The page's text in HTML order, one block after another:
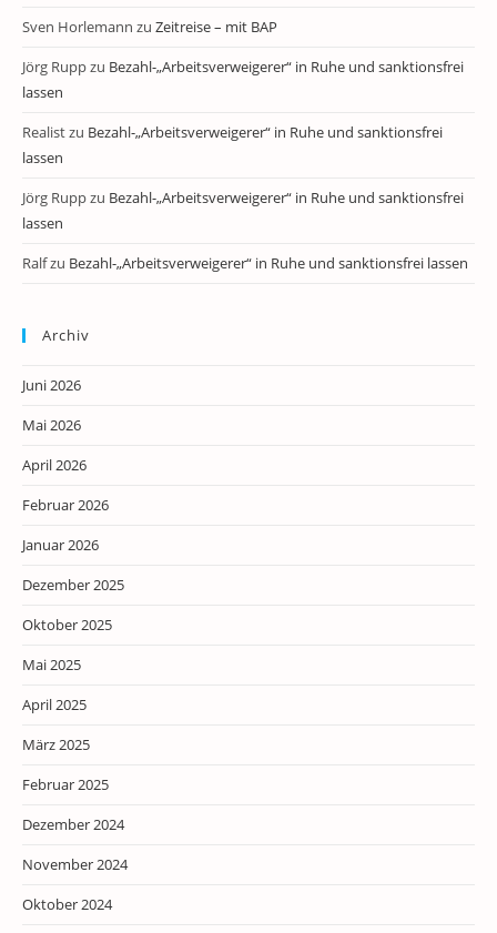
Sven Horlemann zu Zeitreise – mit BAP
Jörg Ruppzu Bezahl-„Arbeitsverweigerer“ in Ruhe und sanktionsfrei
lassen
Realistzu Bezahl-„Arbeitsverweigerer“ in Ruhe und sanktionsfrei
lassen
Jörg Ruppzu Bezahl-„Arbeitsverweigerer“ in Ruhe und sanktionsfrei
lassen
Ralfzu Bezahl-„Arbeitsverweigerer“ in Ruhe und sanktionsfrei lassen
Archiv
Juni 2026
Mai 2026
April 2026
Februar 2026
Januar 2026
Dezember 2025
Oktober 2025
Mai 2025
April 2025
März 2025
Februar 2025
Dezember 2024
November 2024
Oktober 2024